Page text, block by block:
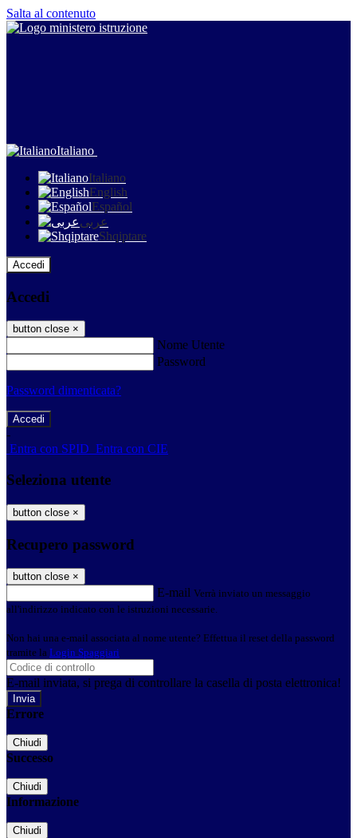
Salta al contenuto
Italiano
Italiano
English
Español
عربى
Shqiptare
Accedi
Accedi
button close ×
Nome Utente
Password
Password dimenticata?
-
Entra con SPID Entra con CIE
Seleziona utente
button close ×
Recupero password
button close ×
E-mail Verrà inviato un messaggio
all'indirizzo indicato con le istruzioni necessarie.
Non hai una e-mail associata al nome utente? Effettua il reset della password
tramite la Login Spaggiari
E-mail inviata, si prega di controllare la casella di posta elettronica!
Errore
Chiudi
Successo
Chiudi
Informazione
Chiudi